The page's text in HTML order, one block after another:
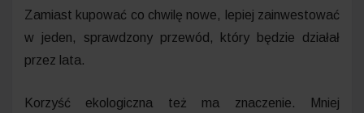
Zamiast kupować co chwilę nowe, lepiej zainwestować
w jeden, sprawdzony przewód, który będzie działał
przez lata.
Korzyść ekologiczna też ma znaczenie. Mniej